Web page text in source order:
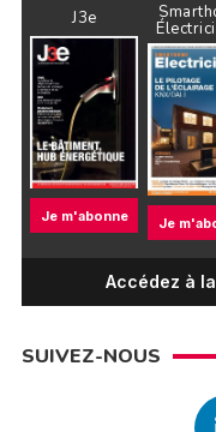
J3e
Je m'abonne Je
Accédez à
SUIVEZ-NOUS